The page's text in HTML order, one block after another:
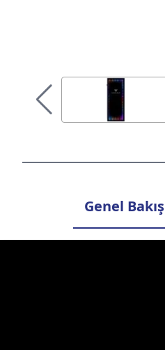
Genel Bakış